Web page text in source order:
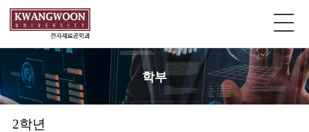
학부
2학년